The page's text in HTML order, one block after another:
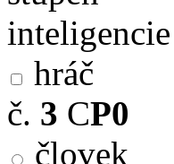
inteligencie
hráč
č. 3 CP0
človek